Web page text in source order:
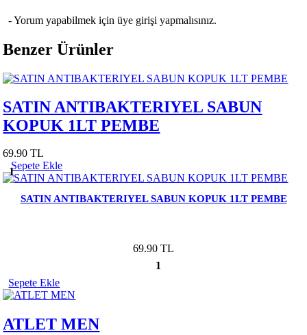
- Yorum yapabilmek için üye girişi yapmalısınız.
Benzer Ürünler
SATIN ANTIBAKTERIYEL SABUN
KOPUK 1LT PEMBE
69.90 TL
1
Sepete Ekle
SATIN ANTIBAKTERIYEL SABUN KOPUK 1LT PEMBE
69.90 TL
1
Sepete Ekle
ATLET MEN